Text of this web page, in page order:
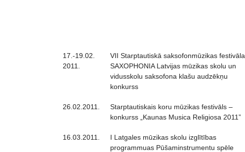
17.-19.02.
2011.
VII Starptautiskā saksofonmūzikas festivāla
SAXOPHONIA Latvijas mūzikas skolu un
vidusskolu saksofona klašu audzēkņu
konkurss
26.02.2011.
Starptautiskais koru mūzikas festivāls –
konkurss „Kaunas Musica Religiosa 2011”
16.03.2011.
I Latgales mūzikas skolu izglītības
programmuas Pūšaminstrumentu spēle